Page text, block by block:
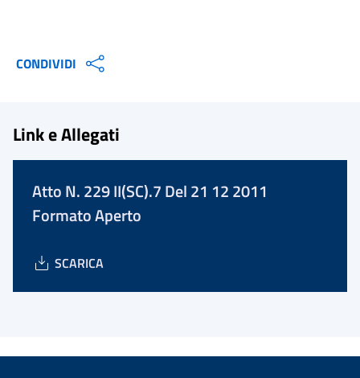
CONDIVIDI
Link e Allegati
Atto N. 229 II(SC).7 Del 21 12 2011
Formato Aperto
SCARICA